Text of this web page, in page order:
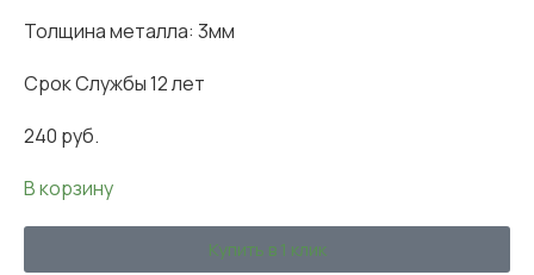
Толщина металла: 3мм
Срок Службы 12 лет
240 руб.
В корзину
Купить в 1 клик